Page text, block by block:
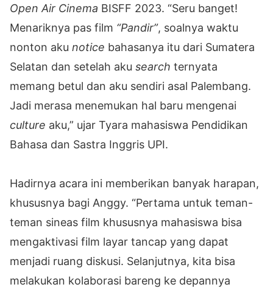
Open Air Cinema BISFF 2023. “Seru banget!
Menariknya pas film “Pandir”, soalnya waktu
nonton aku notice bahasanya itu dari Sumatera
Selatan dan setelah aku search ternyata
memang betul dan aku sendiri asal Palembang.
Jadi merasa menemukan hal baru mengenai
culture aku,” ujar Tyara mahasiswa Pendidikan
Bahasa dan Sastra Inggris UPI.
Hadirnya acara ini memberikan banyak harapan,
khususnya bagi Anggy. “Pertama untuk teman-
teman sineas film khususnya mahasiswa bisa
mengaktivasi film layar tancap yang dapat
menjadi ruang diskusi. Selanjutnya, kita bisa
melakukan kolaborasi bareng ke depannya